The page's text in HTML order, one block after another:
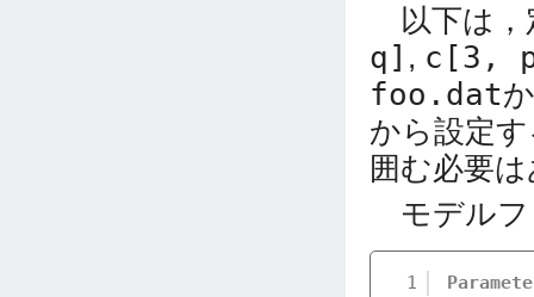
以下は，
q] , c[3,
foo.dat
から設定
囲む必要
モデルフ
1